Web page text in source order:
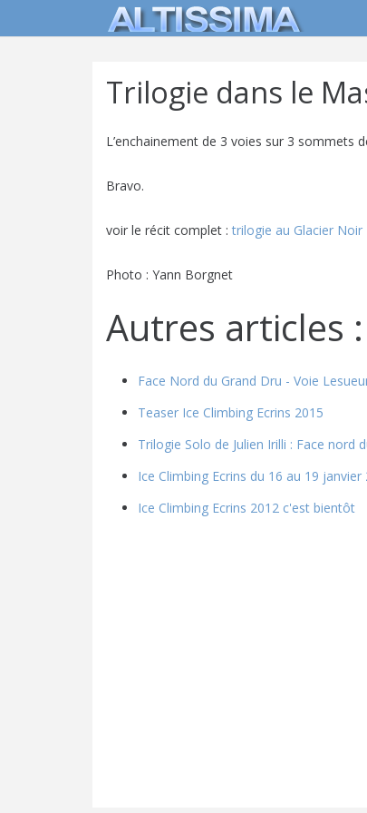
Trilogie dans le
L’enchainement de 3 voies sur 3 sommets
Bravo.
voir le récit complet :trilogie au Glacier Noir
Photo : Yann Borgnet
Autres articles :
Face Nord du Grand Dru - Voie
Teaser Ice Climbing Ecrins 2015
Trilogie Solo de Julien Irilli : Face nord
Ice Climbing Ecrins du 16 au 19
Ice Climbing Ecrins 2012 c'est bientôt